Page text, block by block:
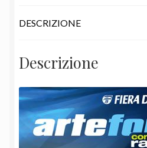
DESCRIZIONE
Descrizione